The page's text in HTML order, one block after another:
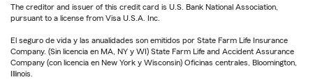
The creditor and issuer of this credit card is U.S. Bank National Association,
pursuant to a license from Visa U.S.A. Inc.
El seguro de vida y las anualidades son emitidos por State Farm Life Insurance
Company. (Sin licencia en MA, NY y WI) State Farm Life and Accident Assurance
Company (con licencia en New York y Wisconsin) Oficinas centrales, Bloomington,
Illinois.